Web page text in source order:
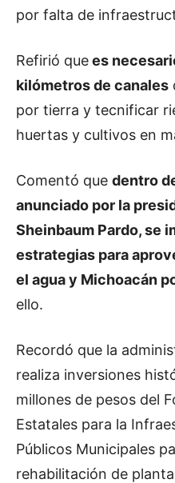
por falta de
Refirió quees
kilómetros de canales
por tierra y tecnificar
huertas y cultivos en
Comentó que dentro
anunciado por la
Sheinbaum Pardo, se
estrategias para
el agua y Michoacán
ello.
Recordó que la
realiza inversiones
millones de pesos del
Estatales para la
Públicos Municipales
rehabilitación de